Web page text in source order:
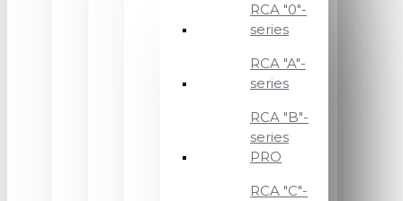
RCA "0"-
series
RCA "A"-
series
RCA "B"-
series
PRO
RCA "C"-